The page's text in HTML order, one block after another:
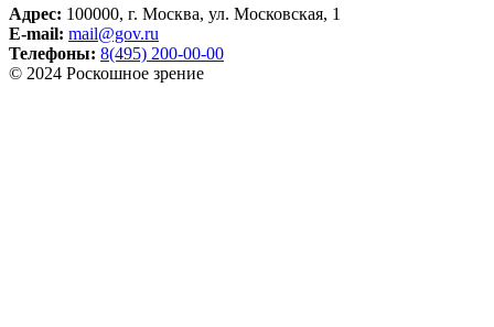
Адрес: 100000, г. Москва, ул. Московская, 1
E-mail: mail@gov.ru
Телефоны: 8(495) 200-00-00
© 2024 Роскошное зрение